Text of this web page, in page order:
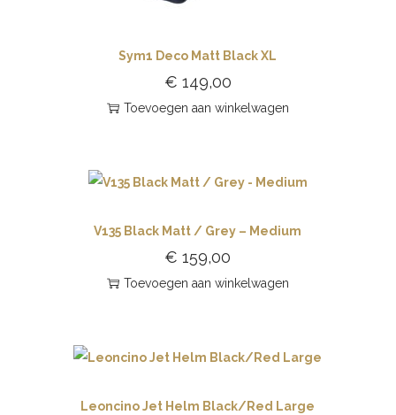
Sym1 Deco Matt Black XL
€ 149,00
Toevoegen aan winkelwagen
V135 Black Matt / Grey – Medium
€ 159,00
Toevoegen aan winkelwagen
Leoncino Jet Helm Black/Red Large